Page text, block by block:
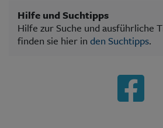
Hilfe und Suchtipps
Hilfe zur Suche und ausführliche
finden sie hier in den Suchtipps.